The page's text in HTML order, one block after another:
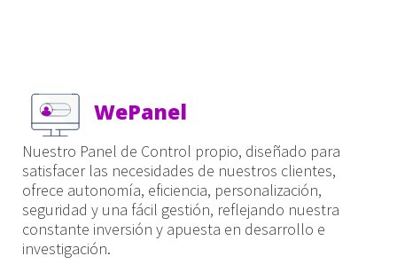
WePanel
Nuestro Panel de Control propio, diseñado para
satisfacer las necesidades de nuestros clientes,
ofrece autonomía, eficiencia, personalización,
seguridad y una fácil gestión, reflejando nuestra
constante inversión y apuesta en desarrollo e
investigación.